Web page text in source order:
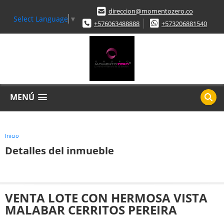
Select Language ▼
direccion@momentozero.co
+576063488888
+573206881540
MENÚ
Inicio
Detalles del inmueble
VENTA LOTE CON HERMOSA VISTA
MALABAR CERRITOS PEREIRA